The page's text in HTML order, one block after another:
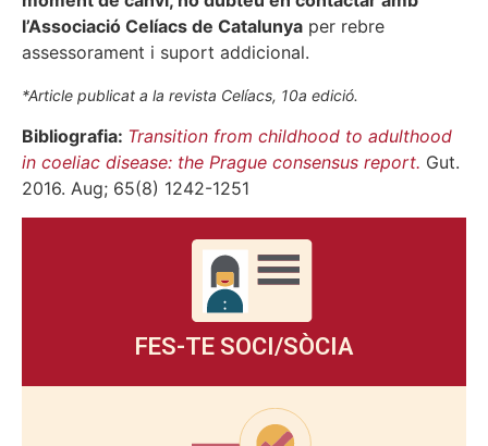
l’Associació Celíacs de Catalunya per rebre
assessorament i suport addicional.
*Article publicat a la revista Celíacs, 10a edició.
Bibliografia: Transition from childhood to adulthood
in coeliac disease: the Prague consensus report. Gut.
2016. Aug; 65(8) 1242-1251
FES-TE SOCI/SÒCIA